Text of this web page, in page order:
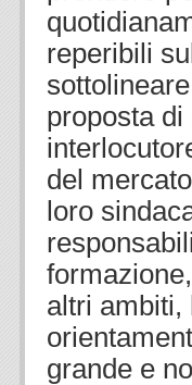
reperibili
proposta
del
loro
altri ambiti,
grande e